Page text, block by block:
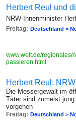
Herbert Reul und
NRW-Innenminister
Freitag: Deutschland >
www.welt.de/regionales/
passieren.html
Herbert Reul:
Die Messergewalt im
Täter sind zumeist
vorgehen
Freitag: Deutschland >